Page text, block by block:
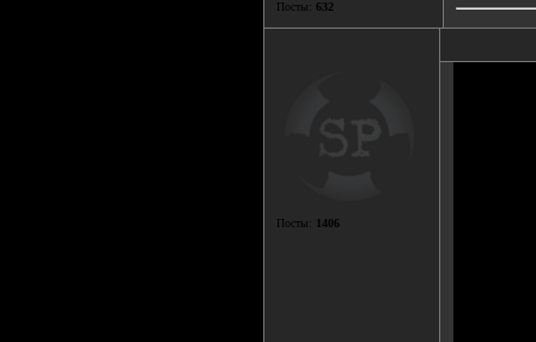
Посты: 632
Посты: 1406